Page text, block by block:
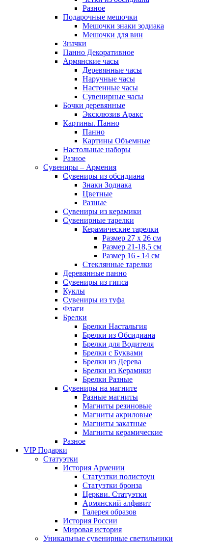
Разное
Подарочные мешочки
Мешочки знаки зодиака
Мешочки для вин
Значки
Панно Декоративное
Армянские часы
Деревянные часы
Наручные часы
Настенные часы
Сувенирные часы
Бочки деревянные
Эксклюзив Аракс
Картины. Панно
Панно
Картины Объемные
Настольные наборы
Разное
Сувениры – Армения
Сувениры из обсидиана
Знаки Зодиака
Цветные
Разные
Сувениры из керамики
Сувенирные тарелки
Керамические тарелки
Размер 27 х 26 см
Размер 21-18,5 см
Размер 16 - 14 см
Стеклянные тарелки
Деревянные панно
Сувениры из гипса
Куклы
Сувениры из туфа
Флаги
Брелки
Брелки Настальгия
Брелки из Обсидиана
Брелки для Водителя
Брелки с Буквами
Брелки из Дерева
Брелки из Керамики
Брелки Разные
Сувениры на магните
Разные магниты
Магниты резиновые
Магниты акриловые
Магниты закатные
Магниты керамические
Разное
VIP Подарки
Статуэтки
История Армении
Статуэтки полистоун
Статуэтки бронза
Церкви. Статуэтки
Армянский алфавит
Галерея образов
История России
Мировая история
Уникальные сувенирные светильники